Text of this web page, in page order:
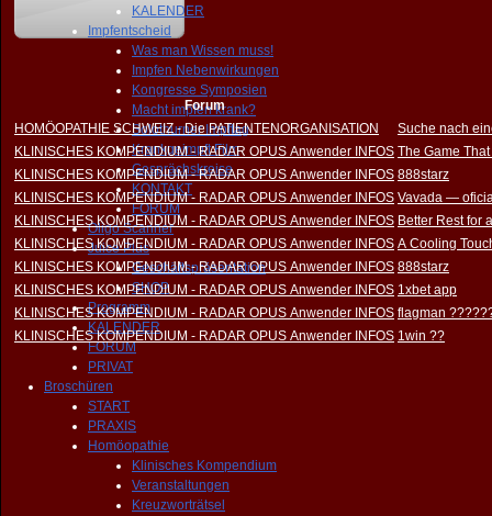
KALENDER
Impfentscheid
Was man Wissen muss!
Impfen Nebenwirkungen
Kongresse Symposien
Macht impfen krank?
Solothurner Impftag
Krankgeimpft Film
Gesprächskreise
KONTAKT
FORUM
Oligo Scanner
Juice Plus
Geschäftspräsentation
SHOP
Programm
KALENDER
FORUM
PRIVAT
Broschüren
START
PRAXIS
Homöopathie
Klinisches Kompendium
Veranstaltungen
Kreuzworträtsel
Forum
HOMÖOPATHIE SCHWEIZ - Die PATIENTENORGANISATION
Suche nach
KLINISCHES KOMPENDIUM - RADAR OPUS Anwender INFOS The Game
KLINISCHES KOMPENDIUM - RADAR OPUS Anwender INFOS 888starz
KLINISCHES KOMPENDIUM - RADAR OPUS Anwender INFOS Vavada —
KLINISCHES KOMPENDIUM - RADAR OPUS Anwender INFOS Better Rest for
KLINISCHES KOMPENDIUM - RADAR OPUS Anwender INFOS A Cooling
KLINISCHES KOMPENDIUM - RADAR OPUS Anwender INFOS 888starz
KLINISCHES KOMPENDIUM - RADAR OPUS Anwender INFOS 1xbet app
KLINISCHES KOMPENDIUM - RADAR OPUS Anwender INFOS flagman
KLINISCHES KOMPENDIUM - RADAR OPUS Anwender INFOS 1win ??